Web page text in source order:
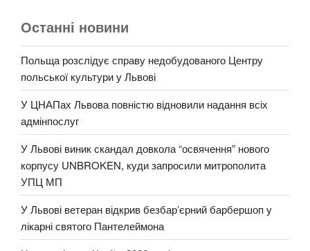
Останні новини
Польща розслідує справу недобудованого Центру
польської культури у Львові
У ЦНАПах Львова повністю відновили надання всіх
адмінпослуг
У Львові виник скандал довкола “освячення” нового
корпусу UNBROKEN, куди запросили митрополита
УПЦ МП
У Львові ветеран відкрив безбар’єрний барбершоп у
лікарні святого Пантелеймона